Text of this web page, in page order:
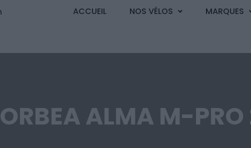
ACCUEIL NOS VÉLOS MARQUES
ORBEA ALMA M-